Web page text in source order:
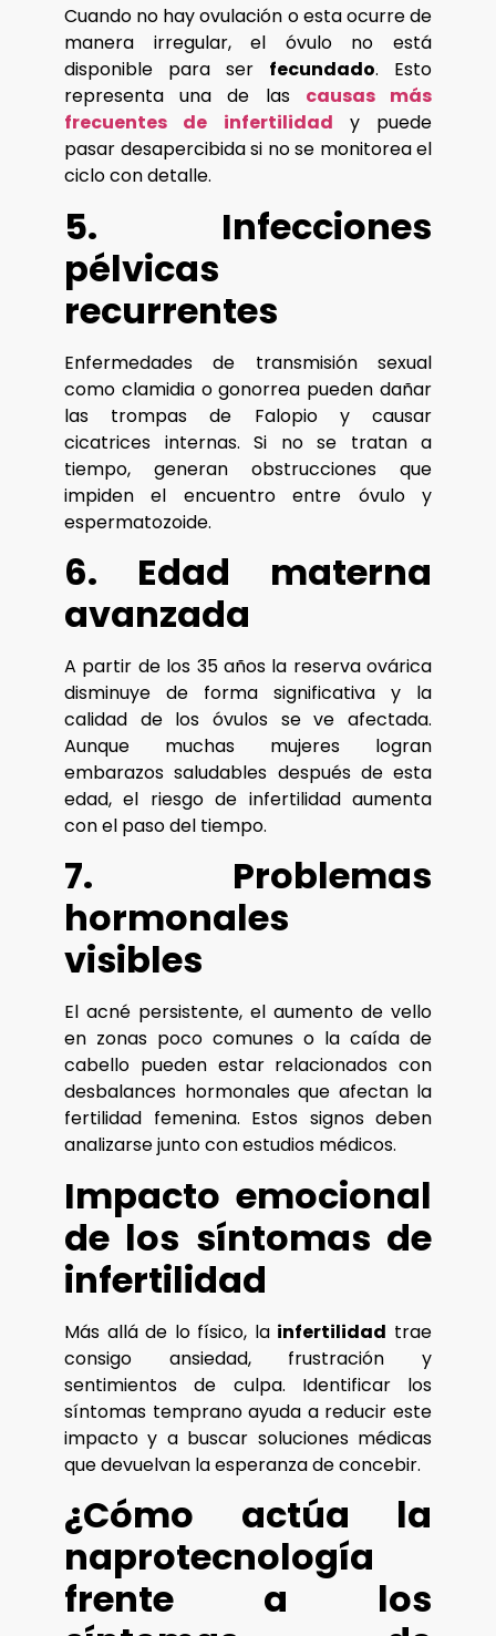
Cuando no hay ovulación o esta ocurre de
manera irregular, el óvulo no está
disponible para ser fecundado. Esto
representa una de las causas más
frecuentes de infertilidad y puede
pasar desapercibida si no se monitorea el
ciclo con detalle.
5. Infecciones
pélvicas
recurrentes
Enfermedades de transmisión sexual
como clamidia o gonorrea pueden dañar
las trompas de Falopio y causar
cicatrices internas. Si no se tratan a
tiempo, generan obstrucciones que
impiden el encuentro entre óvulo y
espermatozoide.
6. Edad materna
avanzada
A partir de los 35 años la reserva ovárica
disminuye de forma significativa y la
calidad de los óvulos se ve afectada.
Aunque muchas mujeres logran
embarazos saludables después de esta
edad, el riesgo de infertilidad aumenta
con el paso del tiempo.
7. Problemas
hormonales
visibles
El acné persistente, el aumento de vello
en zonas poco comunes o la caída de
cabello pueden estar relacionados con
desbalances hormonales que afectan la
fertilidad femenina. Estos signos deben
analizarse junto con estudios médicos.
Impacto emocional
de los síntomas de
infertilidad
Más allá de lo físico, la infertilidad trae
consigo ansiedad, frustración y
sentimientos de culpa. Identificar los
síntomas temprano ayuda a reducir este
impacto y a buscar soluciones médicas
que devuelvan la esperanza de concebir.
¿Cómo actúa la
naprotecnología
frente a los